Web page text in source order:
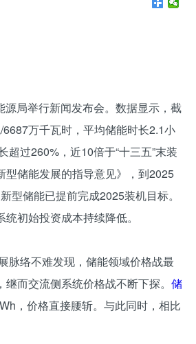
局举行新闻发布会。数据显示，截
万千瓦时，平均储能时长2.1小
过260%，近10倍于“十三五”末装
储能发展的指导意见》，到2025
储能已提前完成2025装机目标。
初始投资成本持续降低。
脉络不难发现，储能领域价格战最
而交流侧系统价格战不断下探。 储
，价格直接腰斩。与此同时，相比